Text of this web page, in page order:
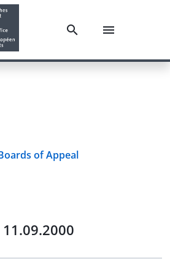
of Appeal